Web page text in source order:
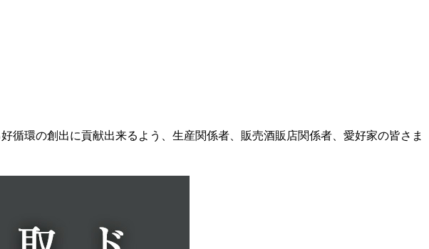
環の創出に貢献出来るよう、生産関係者、販売酒販店関係者、愛好家の皆さま